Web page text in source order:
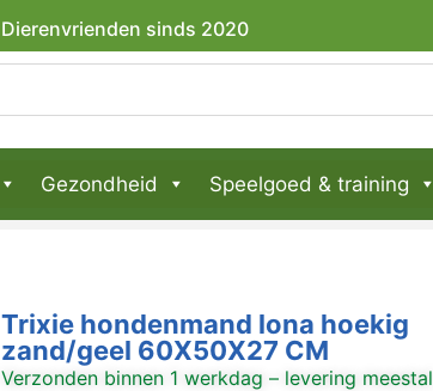
Dierenvrienden sinds 2020
Gezondheid Speelgoed & training
Trixie hondenmand lona hoekig
zand/geel 60X50X27 CM
Verzonden binnen 1 werkdag – levering meestal